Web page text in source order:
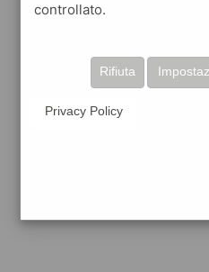
controllato.
Rifiuta
Privacy Policy